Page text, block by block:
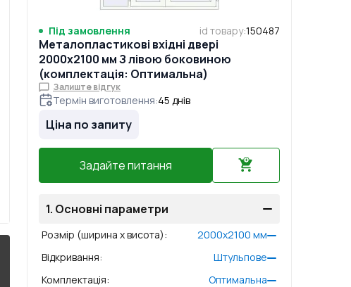
Під замовлення id товару:150487
Металопластикові вхідні двері
2000x2100 мм З лівою боковиною
(комплектація: Оптимальна)
Залиште відгук
Термін виготовлення:45 днів
Ціна по запиту
Задайте питання
1. Основні параметри
Розмір (ширина x висота): 2000x2100 мм
Відкривання:
Штульпове
Комплектація:
Оптимальна